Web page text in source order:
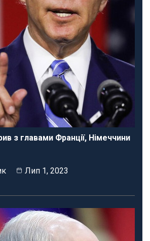
з главами Франції, Німеччини
Лип 1, 2023